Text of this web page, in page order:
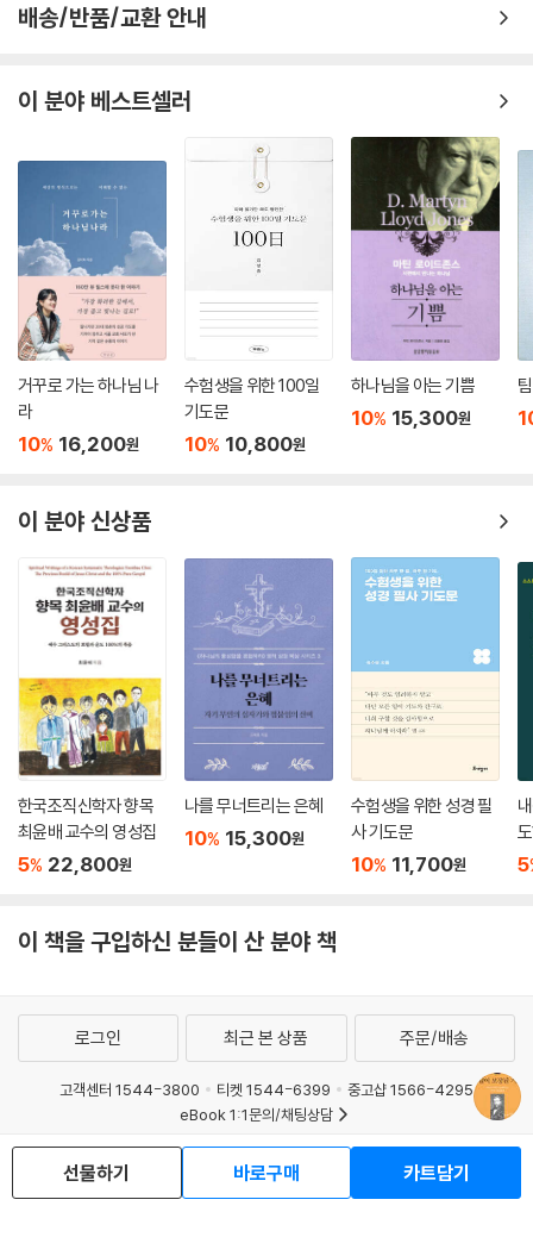
배송/반품/교환 안내
이 분야 베스트셀러
거꾸로 가는 하나님 나
라
10% 16,200원
수험생을 위한 100일
기도문
10% 10,800원
하나님을 아는 기쁨
10% 15,300원
이 분야 신상품
한국조직신학자 향목
최윤배 교수의 영성집
5% 22,800원
나를 무너트리는 은혜
10% 15,300원
수험생을 위한 성경 필
사 기도문
10% 11,700원
문
5
이 책을 구입하신 분들이 산 분야 책
선물하기 바로구매 카트담기
로그인 최근 본 상품 주문/배송
고객센터 1544-3800 티켓 1544-6399
중고샵 1566-4295
eBook 1:1문의/채팅상담
예스이십사(주) 사업자 정보
이용약관
개인정보처리방침
청소년보호정책